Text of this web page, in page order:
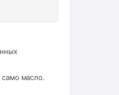
масло.